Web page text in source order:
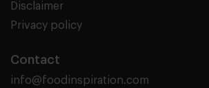
Disclaimer
Privacy policy
Contact
info@foodinspiration.com